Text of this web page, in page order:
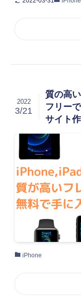
質の高
フリー
サイト
2022
3/21
iPhone